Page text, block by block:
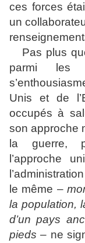
ces forces
un
Pas plus
parmi
Unis et de
occupés à
son approche
la guerre,
l’approche
le même –
la population,
d’un pays
pieds – ne